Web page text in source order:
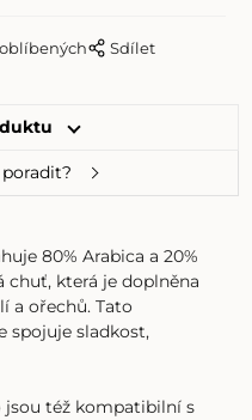
Sdílet
80% Arabica a 20%
chuť, která je doplněna
a ořechů. Tato
spojuje sladkost,
jsou též kompatibilní s